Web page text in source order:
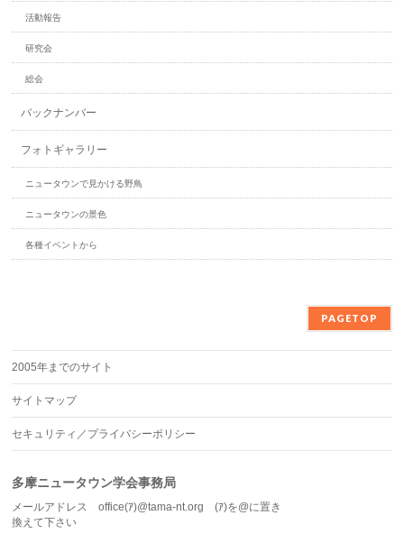
活動報告
研究会
総会
バックナンバー
フォトギャラリー
ニュータウンで見かける野鳥
ニュータウンの景色
各種イベントから
PAGETOP
2005年までのサイト
サイトマップ
セキュリティ／プライバシーポリシー
多摩ニュータウン学会事務局
メールアドレス office(ｱ)@tama-nt.org (ｱ)を@に置き
換えて下さい